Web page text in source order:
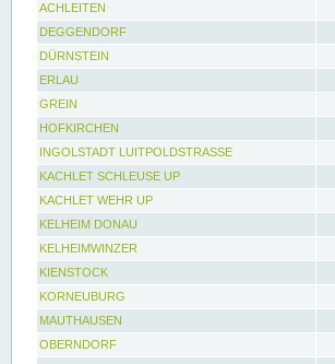
ACHLEITEN
DEGGENDORF
DÜRNSTEIN
ERLAU
GREIN
HOFKIRCHEN
INGOLSTADT LUITPOLDSTRASSE
KACHLET SCHLEUSE UP
KACHLET WEHR UP
KELHEIM DONAU
KELHEIMWINZER
KIENSTOCK
KORNEUBURG
MAUTHAUSEN
OBERNDORF